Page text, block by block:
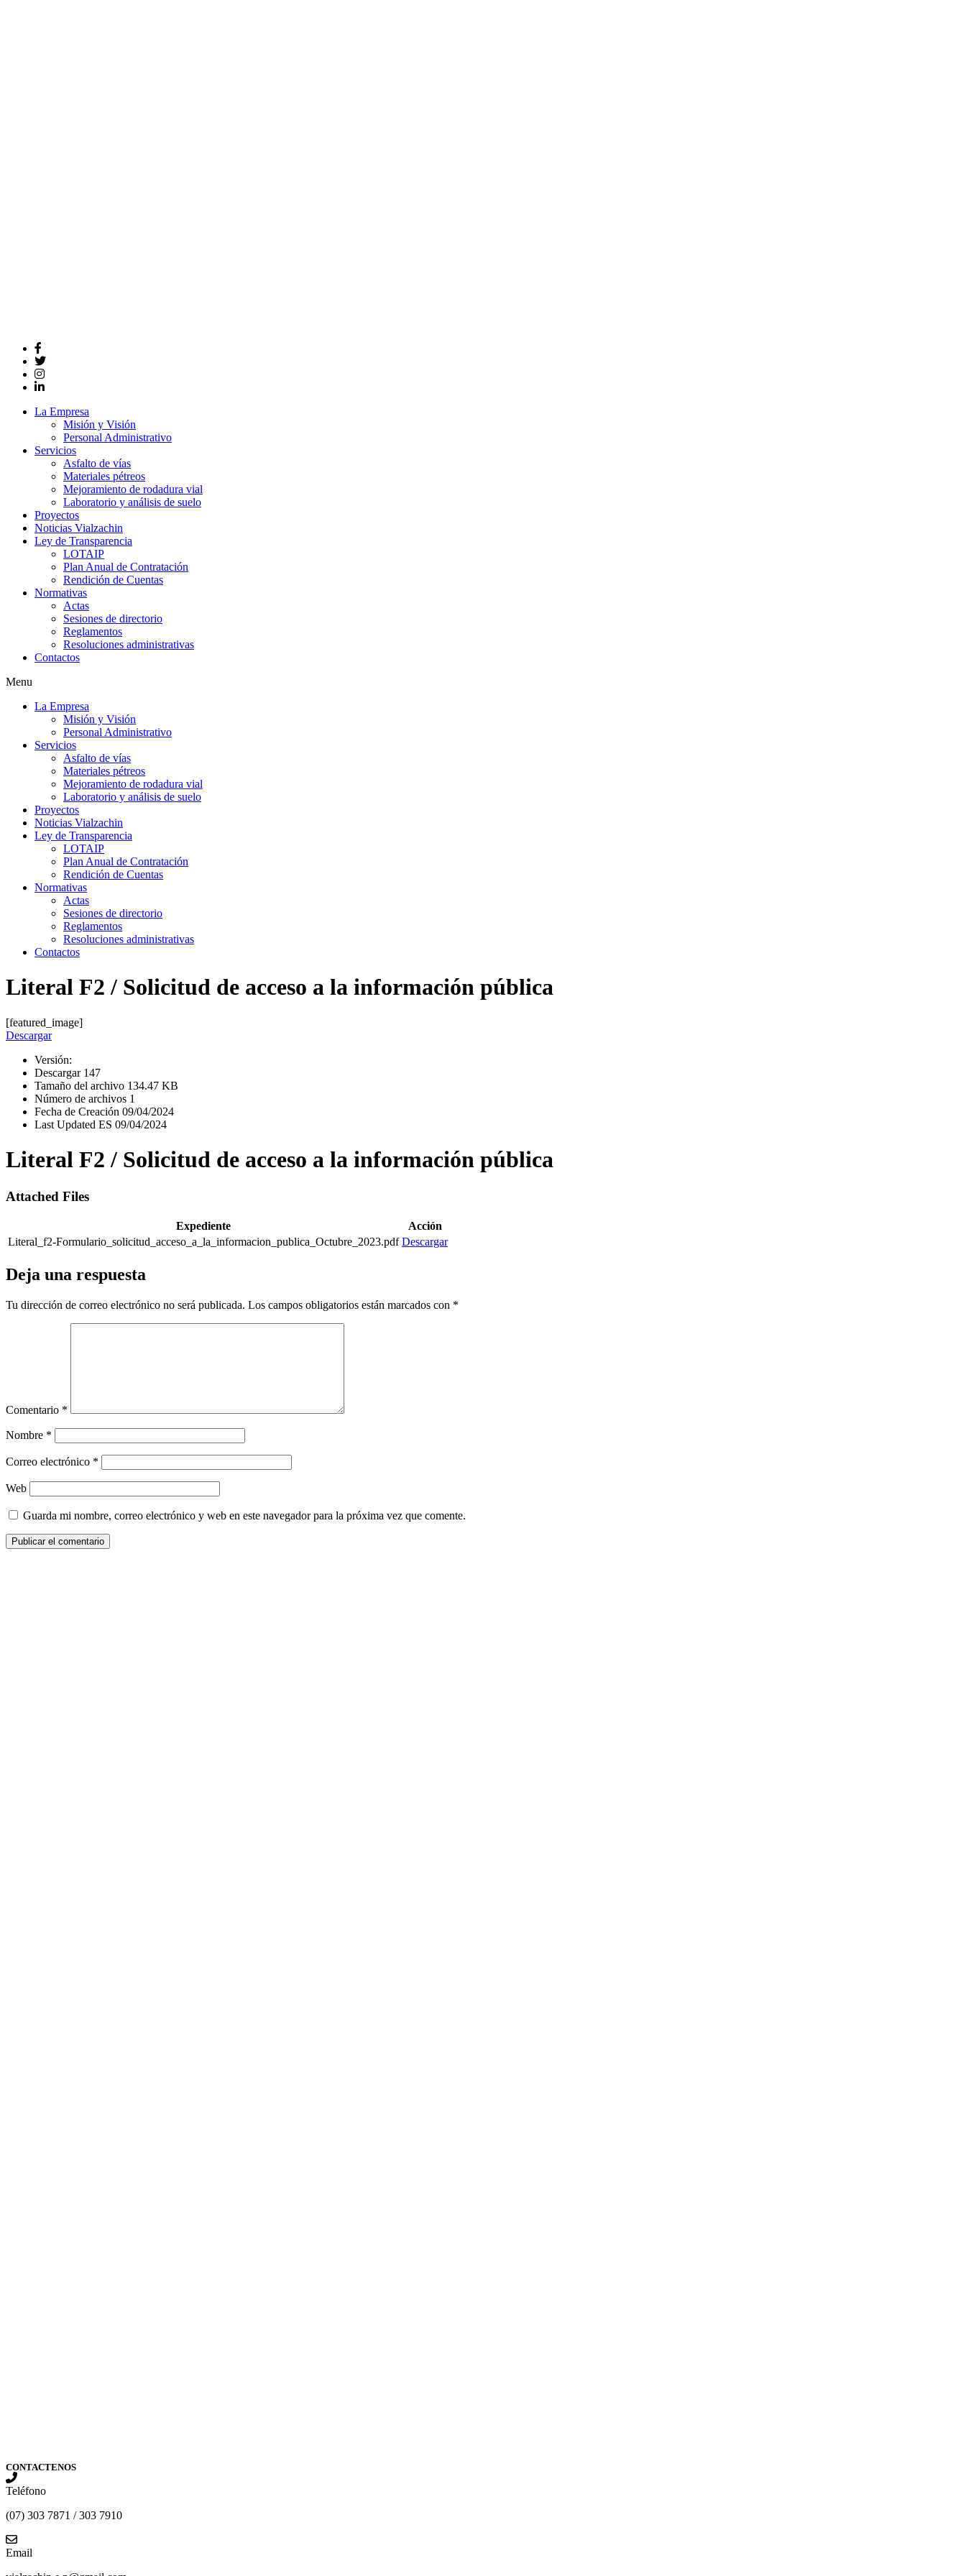
La Empresa
Misión y Visión
Personal Administrativo
Servicios
Asfalto de vías
Materiales pétreos
Mejoramiento de rodadura vial
Laboratorio y análisis de suelo
Proyectos
Noticias Vialzachin
Ley de Transparencia
LOTAIP
Plan Anual de Contratación
Rendición de Cuentas
Normativas
Actas
Sesiones de directorio
Reglamentos
Resoluciones administrativas
Contactos
Menu
La Empresa
Misión y Visión
Personal Administrativo
Servicios
Asfalto de vías
Materiales pétreos
Mejoramiento de rodadura vial
Laboratorio y análisis de suelo
Proyectos
Noticias Vialzachin
Ley de Transparencia
LOTAIP
Plan Anual de Contratación
Rendición de Cuentas
Normativas
Actas
Sesiones de directorio
Reglamentos
Resoluciones administrativas
Contactos
Literal F2 / Solicitud de acceso a la información pública
[featured_image]
Descargar
Versión:
Descargar 147
Tamaño del archivo 134.47 KB
Número de archivos 1
Fecha de Creación 09/04/2024
Last Updated ES 09/04/2024
Literal F2 / Solicitud de acceso a la información pública
Attached Files
Expediente
Acción
Literal_f2-Formulario_solicitud_acceso_a_la_informacion_publica_Octubre_2023.pdf Descargar
Deja una respuesta
Tu dirección de correo electrónico no será publicada. Los campos obligatorios están marcados con *
Comentario *
Nombre *
Correo electrónico *
Web
Guarda mi nombre, correo electrónico y web en este navegador para la próxima vez que comente.
CONTACTENOS
Teléfono
(07) 303 7871 / 303 7910
Email